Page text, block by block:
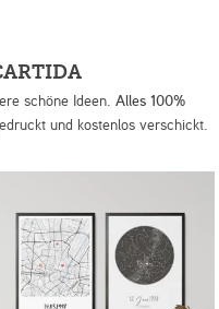
schöne Ideen. Alles 100%
und kostenlos verschickt.